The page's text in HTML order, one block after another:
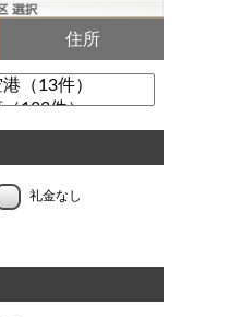
住所
礼金なし